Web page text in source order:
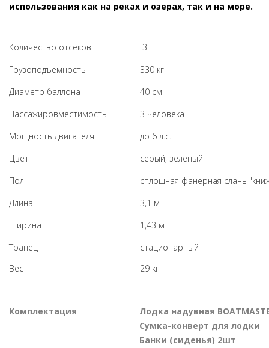
использования как на реках и озерах, так и на море.
Количество отсеков
3
Грузоподъемность
330 кг
Диаметр баллона
40 см
Пассажировместимость
3 человека
Мощность двигателя
до 6 л.с.
Цвет
серый, зеленый
Пол
сплошная фанерная слань
Длина
3,1 м
Ширина
1,43 м
Транец
стационарный
Вес
29 кг
Комплектация
Лодка надувная
Сумка-конверт для лодки
Банки (сиденья) 2шт